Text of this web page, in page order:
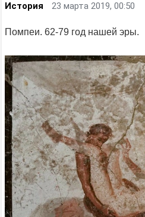
История 23 марта 2019, 00:50
Помпеи. 62-79 год нашей эры.